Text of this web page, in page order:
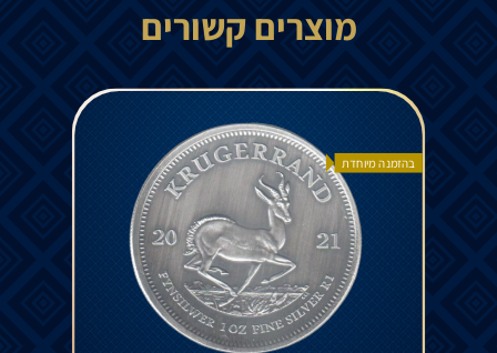
מוצרים קשורים
בהזמנה מיוחדת